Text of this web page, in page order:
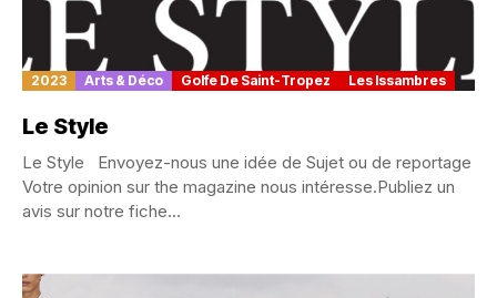
2023 Arts & Déco Golfe De Saint-Tropez Les Issambres
Le Style
Le Style Envoyez-nous une idée de Sujet ou de reportage
Votre opinion sur the magazine nous intéresse.Publiez un
avis sur notre fiche...